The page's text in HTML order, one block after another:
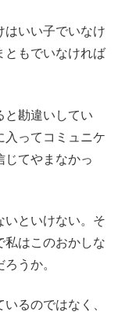
はいい子でいなけ
ともでいなければ
と勘違いしてい
入ってコミュニケ
じてやまなかっ
いといけない。そ
私はこのおかしな
うか。
るのではなく、